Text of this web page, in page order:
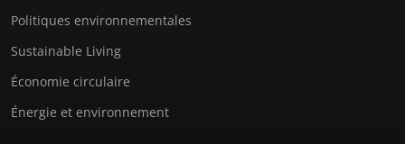
Politiques environnementales
Sustainable Living
Économie circulaire
Énergie et environnement